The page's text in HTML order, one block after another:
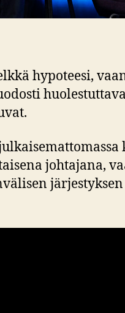
hypoteesi,
johtajana,